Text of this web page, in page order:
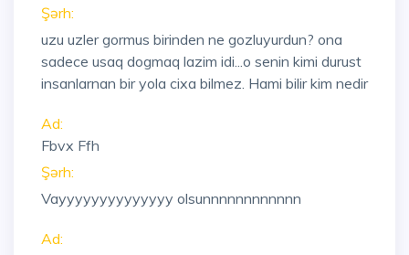
Şərh:
uzu uzler gormus birinden ne gozluyurdun? ona
sadece usaq dogmaq lazim idi...o senin kimi durust
insanlarnan bir yola cixa bilmez. Hami bilir kim nedir
Ad:
Fbvx Ffh
Şərh:
Vayyyyyyyyyyyyyy olsunnnnnnnnnnnn
Ad: